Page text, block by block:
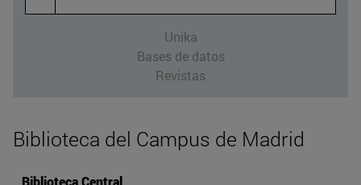
Unika
Bases de datos
Revistas
Biblioteca del Campus de Madrid
Biblioteca Central